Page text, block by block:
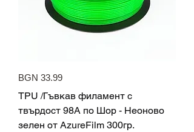
BGN 33.99
TPU /Гъвкав филамент с
твърдост 98A по Шор - Неоново
зелен от AzureFilm 300гр.